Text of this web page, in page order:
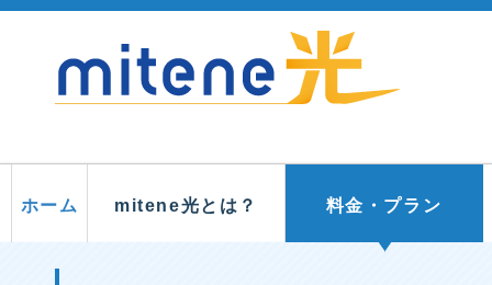
ホーム mitene光とは？ 料金・プラン